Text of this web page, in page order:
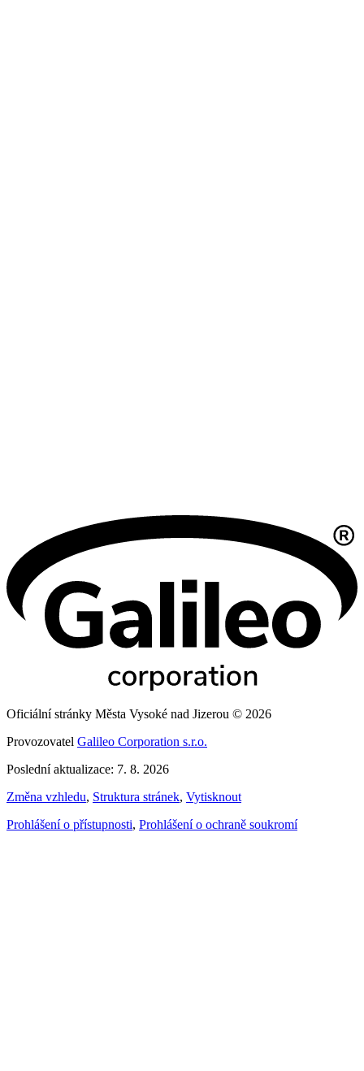
Oficiální stránky Města Vysoké nad Jizerou © 2026
Provozovatel Galileo Corporation s.r.o.
Poslední aktualizace: 7. 8. 2026
Změna vzhledu, Struktura stránek, Vytisknout
Prohlášení o přístupnosti, Prohlášení o ochraně soukromí